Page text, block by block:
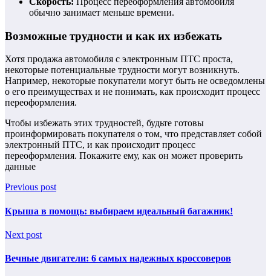
обычно занимает меньше времени.
Возможные трудности и как их избежать
Хотя продажа автомобиля с электронным ПТС проста,
некоторые потенциальные трудности могут возникнуть.
Например, некоторые покупатели могут быть не осведомлены
о его преимуществах и не понимать, как происходит процесс
переоформления.
Чтобы избежать этих трудностей, будьте готовы
проинформировать покупателя о том, что представляет собой
электронный ПТС, и как происходит процесс
переоформления. Покажите ему, как он может проверить
данные
Previous post
Крыша в помощь: выбираем идеальный багажник!
Next post
Вечные двигатели: 6 самых надежных кроссоверов